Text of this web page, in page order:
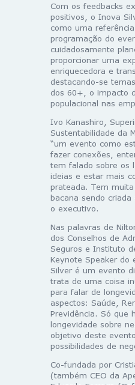
Com os feedbacks
positivos, o Inova
como uma
programação do
cuidadosamente
proporcionar uma
enriquecedora e
destacando-se
dos 60+, o impacto
populacional nas
Ivo Kanashiro,
Sustentabilidade da
“um evento como
fazer conexões,
tem falado sobre os
ideias e estar mais
prateada. Tem
bacana sendo
o executivo.
Nas palavras de
dos Conselhos de
Seguros e Instituto
Keynote Speaker do
Silver é um evento
trata de uma coisa
para falar de
aspectos: Saúde,
Previdência. Só que
longevidade sobre
objetivo deste
possibilidades de
Co-fundada por
(também CEO da